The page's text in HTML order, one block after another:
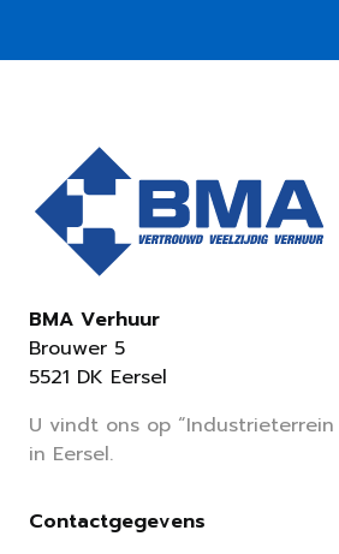
BMA Verhuur
Brouwer 5
5521 DK Eersel
U vindt ons op
in Eersel.
Contactgegevens